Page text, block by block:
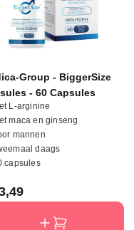
Group - BiggerSize
- 60 Capsules
L-arginine
maca en ginseng
mannen
daags
capsules
prijs: